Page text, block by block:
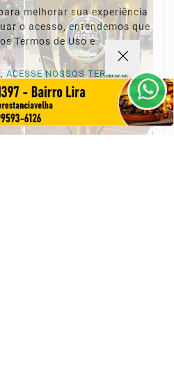
melhorar sua experiência
o acesso, entendemos que
Termos de Uso e
ACESSE NOSSOS TERMOS